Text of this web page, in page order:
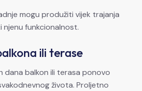
mogu produžiti vijek trajanja
funkcionalnost.
ili terase
dana balkon ili terasa ponovo
života. Proljetno